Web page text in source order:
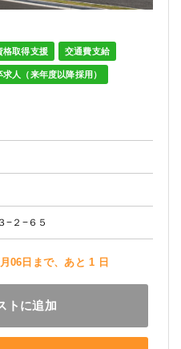
格取得支援 交通費支給
求人（来年度以降採用）
−２−６５
06日まで、あと 1 日
トに追加